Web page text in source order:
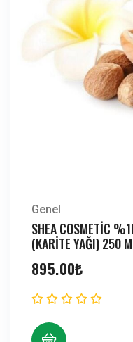
Genel
SHEA COSMETIC
(KARITE YAĞI) 250
895.00₺